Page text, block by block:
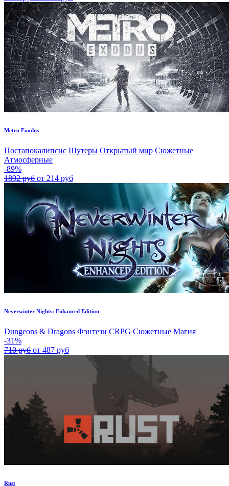
Metro Exodus
Постапокалипсис Шутеры Открытый мир Сюжетные
Атмосферные
-89%
1892 руб от 214 руб
Neverwinter Nights: Enhanced Edition
Dungeons & Dragons Фэнтези CRPG Сюжетные Магия
-31%
710 руб от 487 руб
Rust